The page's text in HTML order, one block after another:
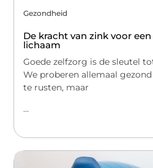
Gezondheid
De kracht van zink voor
lichaam
Goede zelfzorg is de sleutel
We proberen allemaal
te rusten, maar
...